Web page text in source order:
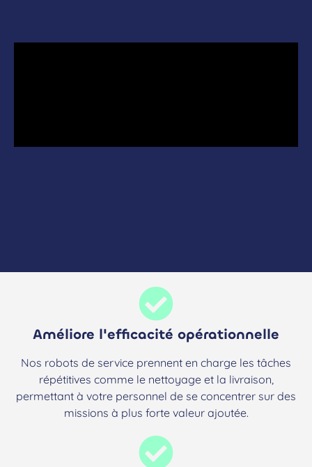
Améliore l'efficacité opérationnelle
Nos robots de service prennent en charge les tâches
répétitives comme le nettoyage et la livraison,
permettant à votre personnel de se concentrer sur des
missions à plus forte valeur ajoutée.